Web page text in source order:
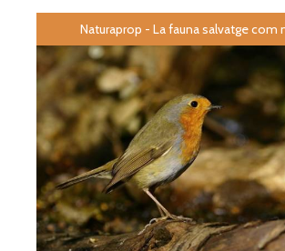
Naturaprop - La fauna salvatge com